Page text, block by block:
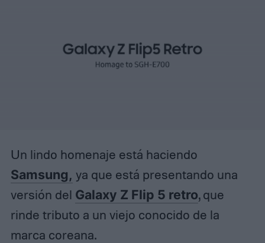
Un lindo homenaje está haciendo
Samsung, ya que está presentando una
versión del Galaxy Z Flip 5 retro, que
rinde tributo a un viejo conocido de la
marca coreana.